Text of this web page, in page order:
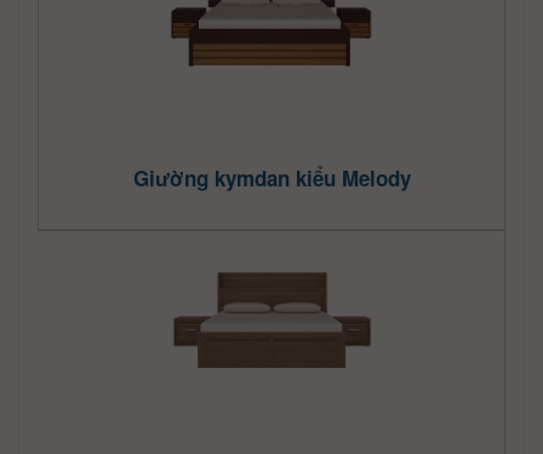
Giường kymdan kiểu Melody